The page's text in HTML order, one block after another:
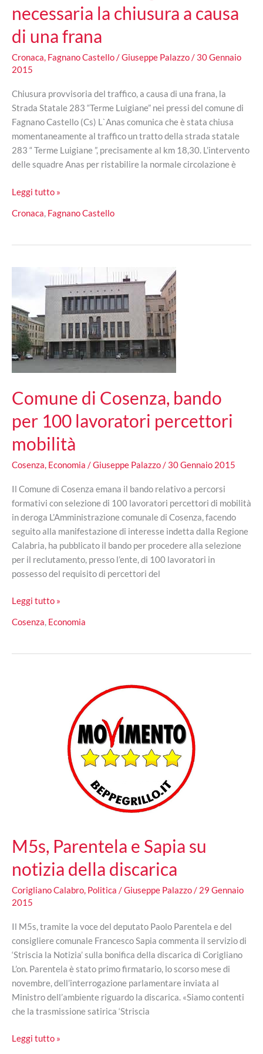
necessaria la chiusura a causa
di una frana
Cronaca, Fagnano Castello/Giuseppe Palazzo/ 30 Gennaio
2015
Chiusura provvisoria del traffico, a causa di una frana, la
Strada Statale 283 “Terme Luigiane” nei pressi del comune di
Fagnano Castello (Cs) L`Anas comunica che è stata chiusa
momentaneamente al traffico un tratto della strada statale
283 “ Terme Luigiane ”, precisamente al km 18,30. L’intervento
delle squadre Anas per ristabilire la normale circolazione è
SS.
Terme
necessaria
causa
di
una
frana
Leggi tutto »
Cronaca, Fagnano Castello
Comune di Cosenza, bando
per 100 lavoratori percettori
mobilità
Cosenza, Economia /Giuseppe Palazzo/ 30 Gennaio 2015
Il Comune di Cosenza emana il bando relativo a percorsi
formativi con selezione di 100 lavoratori percettori di mobilità
in deroga L’Amministrazione comunale di Cosenza, facendo
seguito alla manifestazione di interesse indetta dalla Regione
Calabria, ha pubblicato il bando per procedere alla selezione
per il reclutamento, presso l’ente, di 100 lavoratori in
possesso del requisito di percettori del
Comune
Cosenza,
per
Leggi tutto »
Cosenza, Economia
M5s, Parentela e Sapia su
notizia della discarica
Corigliano Calabro, Politica /Giuseppe Palazzo/ 29 Gennaio
2015
Il M5s, tramite la voce del deputato Paolo Parentela e del
consigliere comunale Francesco Sapia commenta il servizio di
‘Striscia la Notizia’ sulla bonifica della discarica di Corigliano
L’on. Parentela è stato primo firmatario, lo scorso mese di
novembre, dell’interrogazione parlamentare inviata al
Ministro dell’ambiente riguardo la discarica. «Siamo contenti
che la trasmissione satirica ‘Striscia
M5s,
Leggi tutto »